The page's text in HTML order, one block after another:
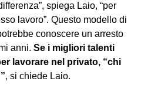
spiega Laio, “per
lavoro”. Questo modello di
conoscere un arresto
anni. Se i migliori talenti
lavorare nel privato, “chi
, si chiede Laio.